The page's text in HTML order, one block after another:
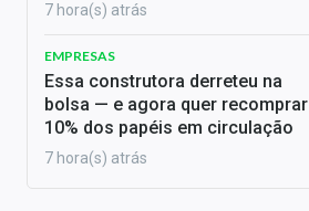
7 hora(s) atrás
EMPRESAS
Essa construtora derreteu na
bolsa — e agora quer recomprar
10% dos papéis em circulação
7 hora(s) atrás